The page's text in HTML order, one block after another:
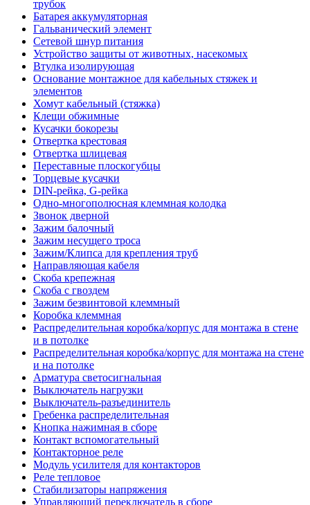
трубок
Батарея аккумуляторная
Гальванический элемент
Сетевой шнур питания
Устройство защиты от животных, насекомых
Втулка изолирующая
Основание монтажное для кабельных стяжек и
элементов
Хомут кабельный (стяжка)
Клещи обжимные
Кусачки бокорезы
Отвертка крестовая
Отвертка шлицевая
Переставные плоскогубцы
Торцевые кусачки
DIN-рейка, G-рейка
Одно-многополюсная клеммная колодка
Звонок дверной
Зажим балочный
Зажим несущего троса
Зажим/Клипса для крепления труб
Направляющая кабеля
Скоба крепежная
Скоба с гвоздем
Зажим безвинтовой клеммный
Коробка клеммная
Распределительная коробка/корпус для монтажа в стене
и в потолке
Распределительная коробка/корпус для монтажа на стене
и на потолке
Арматура светосигнальная
Выключатель нагрузки
Выключатель-разъединитель
Гребенка распределительная
Кнопка нажимная в сборе
Контакт вспомогательный
Контакторное реле
Модуль усилителя для контакторов
Реле тепловое
Стабилизаторы напряжения
Управляющий переключатель в сборе